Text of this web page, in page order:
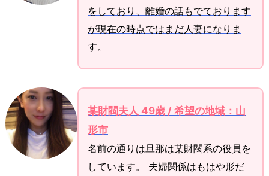
をしており、離婚の話もでております
が現在の時点ではまだ人妻になりま
す。
某財閥夫人 49歳 / 希望の地域：山
形市
名前の通りは旦那は某財閥系の役員を
しています。 夫婦関係はもはや形だ